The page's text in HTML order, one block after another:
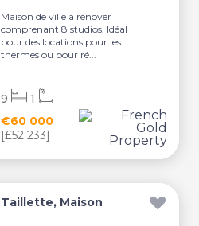
Maison de ville à rénover
comprenant 8 studios. Idéal
pour des locations pour les
thermes ou pour ré...
€60 000
[£52 233]
9 1
Taillette, Maison